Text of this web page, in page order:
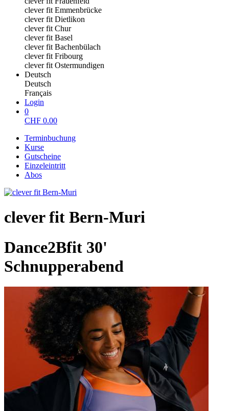
clever fit Emmenbrücke
clever fit Dietlikon
clever fit Chur
clever fit Basel
clever fit Bachenbülach
clever fit Fribourg
clever fit Ostermundigen
Deutsch
Deutsch
Français
Login
0
CHF 0.00
Terminbuchung
Kurse
Gutscheine
Einzeleintritt
Abos
clever fit Bern-Muri
Dance2Bfit 30'
Schnupperabend